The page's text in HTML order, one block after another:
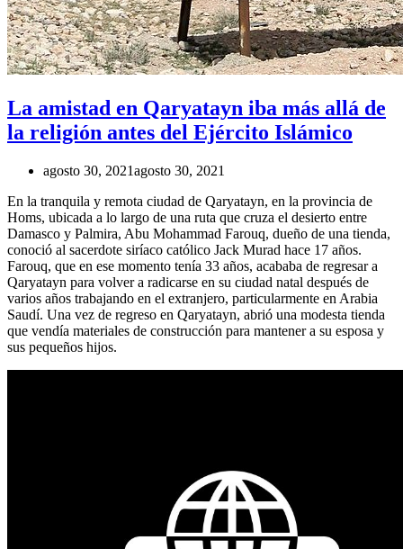
La amistad en Qaryatayn iba más allá de
la religión antes del Ejército Islámico
agosto 30, 2021agosto 30, 2021
En la tranquila y remota ciudad de Qaryatayn, en la provincia de
Homs, ubicada a lo largo de una ruta que cruza el desierto entre
Damasco y Palmira, Abu Mohammad Farouq, dueño de una tienda,
conoció al sacerdote siríaco católico Jack Murad hace 17 años.
Farouq, que en ese momento tenía 33 años, acababa de regresar a
Qaryatayn para volver a radicarse en su ciudad natal después de
varios años trabajando en el extranjero, particularmente en Arabia
Saudí. Una vez de regreso en Qaryatayn, abrió una modesta tienda
que vendía materiales de construcción para mantener a su esposa y
sus pequeños hijos.